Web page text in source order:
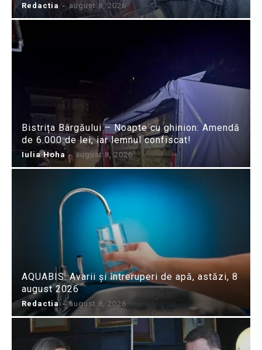
Redactia - august 8, 2026
Bistrița Bârgăului – Noapte cu ghinion: Amendă
de 6.000 de lei, iar lemnul confiscat!
Iulia Hoha - august 8, 2026
AQUABIS: Avarii și întreruperi de apă, astăzi, 8
august 2026
Redactia - august 8, 2026